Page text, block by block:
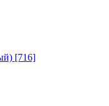
[716]